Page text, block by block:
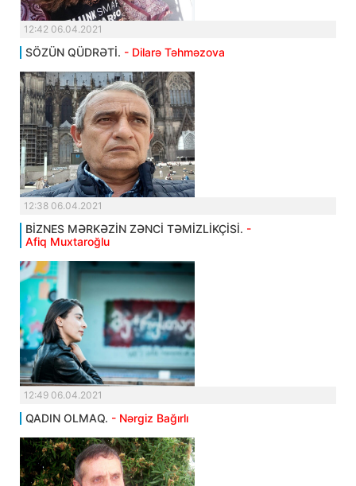
12:42 06.04.2021
SÖZÜN QÜDRƏTİ. - Dilarə Təhməzova
12:38 06.04.2021
BİZNES MƏRKƏZİN ZƏNCİ TƏMİZLİKÇİSİ. -
Afiq Muxtaroğlu
12:49 06.04.2021
QADIN OLMAQ. - Nərgiz Bağırlı